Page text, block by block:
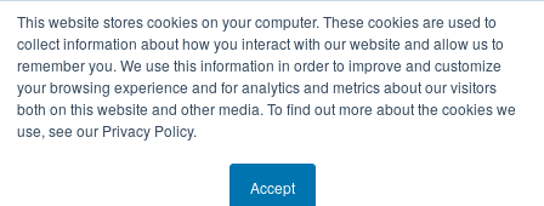
This website stores cookies on your computer. These cookies are used to
collect information about how you interact with our website and allow us to
remember you. We use this information in order to improve and customize
your browsing experience and for analytics and metrics about our visitors
both on this website and other media. To find out more about the cookies we
use, see our Privacy Policy.
Accept
NB